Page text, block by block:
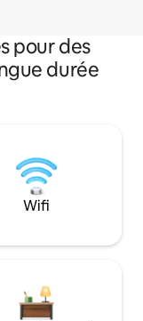
pour des
durée
Wifi